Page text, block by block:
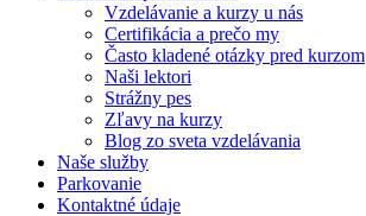
Vzdelávanie a kurzy u nás
Certifikácia a prečo my
Často kladené otázky pred kurzom
Naši lektori
Strážny pes
Zľavy na kurzy
Blog zo sveta vzdelávania
Naše služby
Parkovanie
Kontaktné údaje